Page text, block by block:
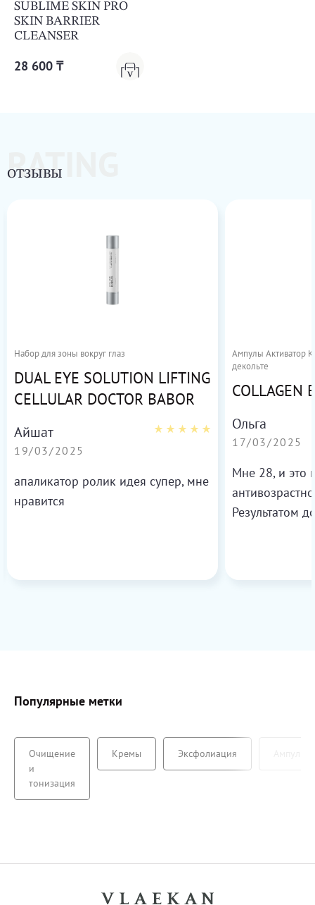
SUBLIME SKIN PRO
SKIN BARRIER
CLEANSER
28 600 ₸
RATING
ОТЗЫВЫ
Набор для зоны вокруг глаз
DUAL EYE SOLUTION LIFTING
CELLULAR DOCTOR BABOR
Айшат
19/03/2025
апаликатор ролик идея супер, мне
нравится
Ампулы Активатор
декольте
COLLAGEN
Ольга
17/03/2025
Мне 28, и это
Результатом
Популярные метки
Очищение
и
тонизация
Кремы Эксфолиация